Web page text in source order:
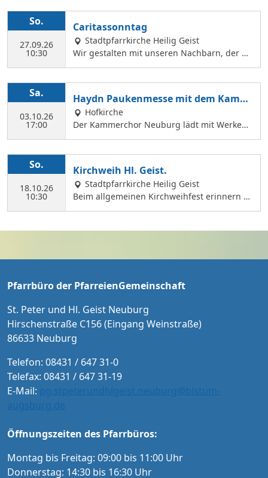
Gestaltung durch den Kirchenchor Laetare, l
eckere Speisen, Fassbier und Weinbar. Kind
erprogramm Wir freuen uns auf dich!
So.
27.09.26
10:30
Caritassonntag
Stadtpfarrkirche Heilig Geist
Wir gestalten mit unseren Nachbarn, der Ca
ritasstation den Gottesdienst.
Sa.
03.10.26
17:00
Haydn Paukenmesse mit dem Kamm
erchor
Hofkirche
Der Kammerchor Neuburg lädt mit Werken
von Josef Haydn zum Konzert in der Hofkirch
ese Hob. XXIIIc:2 KAMMERCHOR NEUBURG S
olisten: KATHARINA WITTMANN Sopran JUDI
TH WERNER Alt TOBIAS GRÜNDL Tenor WILF
RIED MICHL Bass ORCHESTER COLLEGIUM M
weis Karten an der Abendkasse und ab Sept
ion Neuburg und im Pfarrbüro der PG Neub
So.
18.10.26
10:30
Kirchweih Hl. Geist.
Stadtpfarrkirche Heilig Geist
Beim allgemeinen Kirchweihfest erinnern wi
r uns an die Weihe der fünf Altäre von Hl. G
dass der Heilige Geist aus lebendigen Stein
Pfarrbüro der PfarreienGemeinschaft
St. Peter und Hl. Geist Neuburg
Hirschenstraße C156 (Eingang Weinstraße)
86633 Neuburg
Telefon: 08431 / 647 31-0
Telefax: 08431 / 647 31-19
E-Mail: pg.stpeterundhlgeist.neuburg@bistum-
augsburg.de
Öffnungszeiten des Pfarrbüros:
Montag bis Freitag: 09:00 bis 11:00 Uhr
Donnerstag: 14:30 bis 16:30 Uhr